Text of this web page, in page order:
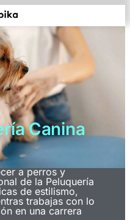
Canina
a perros y
de la Peluquería
de estilismo,
trabajas con lo
en una carrera